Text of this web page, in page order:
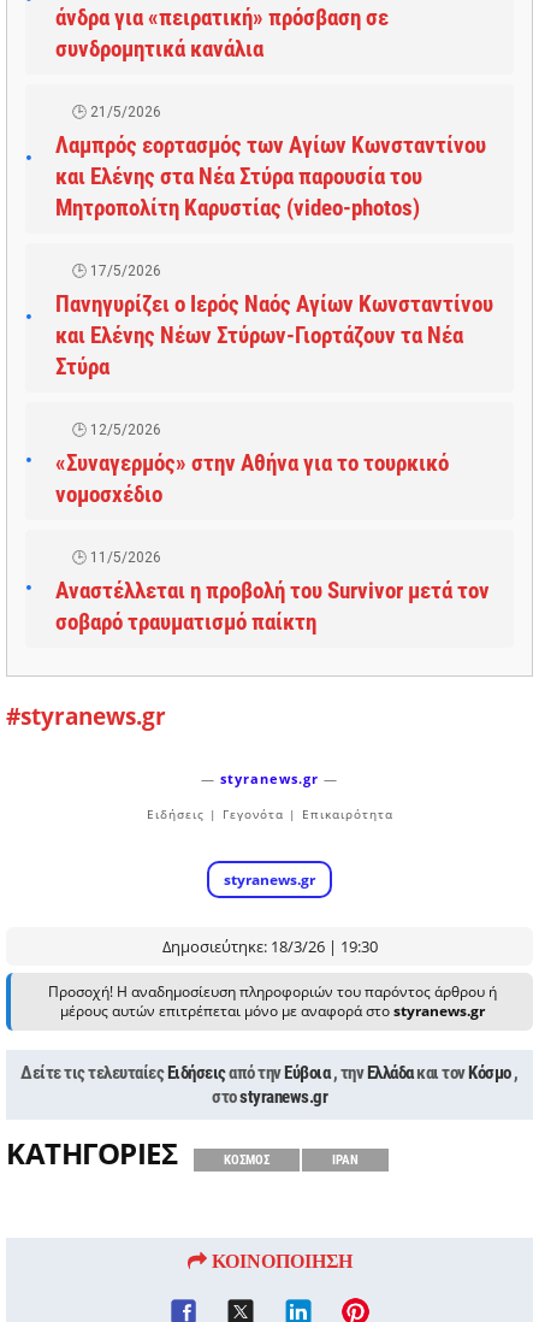
άνδρα για «πειρατική» πρόσβαση σε
συνδρομητικά κανάλια
21/5/2026
Λαμπρός εορτασμός των Αγίων Κωνσταντίνου
και Ελένης στα Νέα Στύρα παρουσία του
Μητροπολίτη Καρυστίας (video-photos)
17/5/2026
Πανηγυρίζει ο Ιερός Ναός Αγίων Κωνσταντίνου
και Ελένης Νέων Στύρων-Γιορτάζουν τα Νέα
Στύρα
12/5/2026
«Συναγερμός» στην Αθήνα για το τουρκικό
νομοσχέδιο
11/5/2026
Αναστέλλεται η προβολή του Survivor μετά τον
σοβαρό τραυματισμό παίκτη
#styranews.gr
— styranews.gr —
Ειδήσεις | Γεγονότα | Επικαιρότητα
styranews.gr
Δημοσιεύτηκε: 18/3/26 | 19:30
Προσοχή! Η αναδημοσίευση πληροφοριών του παρόντος άρθρου ή
μέρους αυτών επιτρέπεται μόνο με αναφορά στοstyranews.gr
Δείτε τις τελευταίεςΕιδήσειςαπό τηνΕύβοια , τηνΕλλάδακαι τονΚόσμο,
στοstyranews.gr
ΚΑΤΗΓΟΡΙΕΣ ΚΟΣΜΟΣ ΙΡΑΝ
ΚΟΙΝΟΠΟΙΗΣΗ